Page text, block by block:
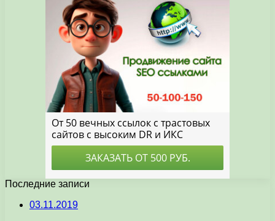
Последние записи
03.11.2019